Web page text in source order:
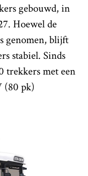
gebouwd, in
Hoewel de
genomen, blijft
stabiel. Sinds
trekkers met een
(80 pk)